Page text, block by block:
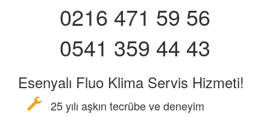
0216 471 59 56
0541 359 44 43
Esenyalı Fluo Klima Servis Hizmeti!
25 yılı aşkın tecrübe ve deneyim